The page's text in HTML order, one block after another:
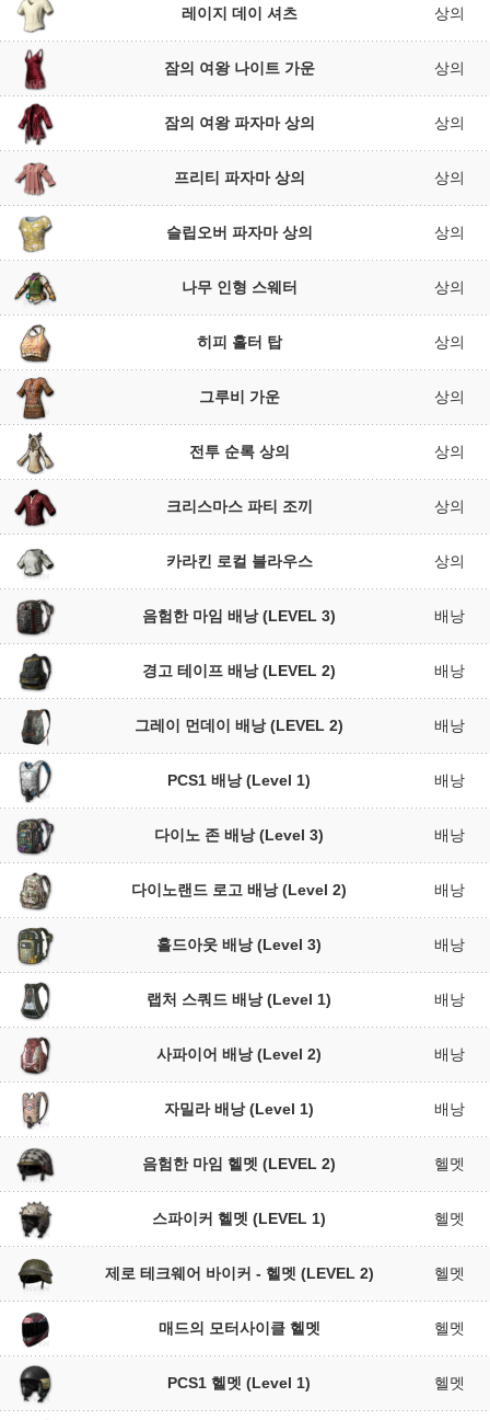
레이지 데이 셔츠 상의
잠의 여왕 나이트 가운 상의
잠의 여왕 파자마 상의 상의
프리티 파자마 상의 상의
슬립오버 파자마 상의 상의
나무 인형 스웨터 상의
히피 홀터 탑 상의
그루비 가운 상의
전투 순록 상의 상의
크리스마스 파티 조끼 상의
카라킨 로컬 블라우스 상의
음험한 마임 배낭 (LEVEL 3) 배낭
경고 테이프 배낭 (LEVEL 2) 배낭
그레이 먼데이 배낭 (LEVEL 2) 배낭
PCS1 배낭 (Level 1) 배낭
다이노 존 배낭 (Level 3) 배낭
다이노랜드 로고 배낭 (Level 2) 배낭
홀드아웃 배낭 (Level 3) 배낭
랩처 스쿼드 배낭 (Level 1) 배낭
사파이어 배낭 (Level 2) 배낭
자밀라 배낭 (Level 1) 배낭
음험한 마임 헬멧 (LEVEL 2) 헬멧
스파이커 헬멧 (LEVEL 1) 헬멧
제로 테크웨어 바이커 - 헬멧 (LEVEL 2) 헬멧
매드의 모터사이클 헬멧 헬멧
PCS1 헬멧 (Level 1) 헬멧